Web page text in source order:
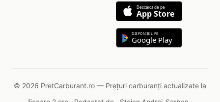
Descarca de pe
App Store
DISPONIBIL PE
Google Play
© 2026 PretCarburant.ro — Prețuri carburanți actualizate la